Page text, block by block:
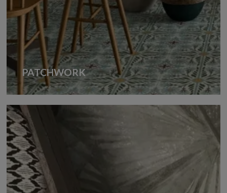
PATCHWORK